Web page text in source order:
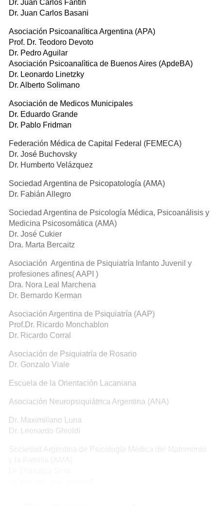
Dr. Juan Carlos Fantín
Dr. Juan Carlos Basani
Asociación Psicoanalìtica Argentina (APA)
Prof. Dr. Teodoro Devoto
Dr. Pedro Aguilar
Asociación Psicoanalìtica de Buenos Aires (ApdeBA)
Dr. Leonardo Linetzky
Dr. Alberto Solimano
Asociación de Medicos Municipales
Dr. Eduardo Grande
Dr. Pablo Fridman
Federación Médica de Capital Federal (FEMECA)
Dr. José Buchovsky
Dr. Humberto Velázquez
Sociedad Argentina de Psicopatología (AMA)
Dr. Fabián Allegro
Sociedad Argentina de Psicología Médica, Psicoanálisis y
Medicina Psicosomática (AMA)
Dr. José Cukier
Dra. Marta Bercaitz
Asociación Argentina de Psiquiatría Infanto Juvenil y
profesiones afines( AAPI )
Dra. Nora Leal Marchena
Dr. Bernardo Kerman
Asociación Argentina de Psiquiatría (AAP)
Prof.Dr. Ricardo Monchablon
Dr. Ricardo Corral
Asociación de Psiquiatría de Rosario
Dr. Gonzalo Viale
Escuela de la Orientación Lacaniana
Asociación Neuropsiquiátrica Argentina (ANA)
Dr. Maximiliano Luna
Dr. Leonardo Ghioldi
Sociedad Argentina de Psicología Médica del Matrimonio